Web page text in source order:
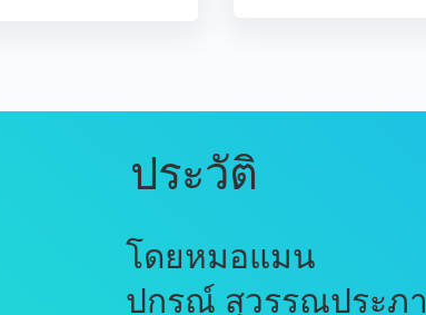
ประวัติ
โดยหมอแมน
ปกรณ์ สุวรรณประภา